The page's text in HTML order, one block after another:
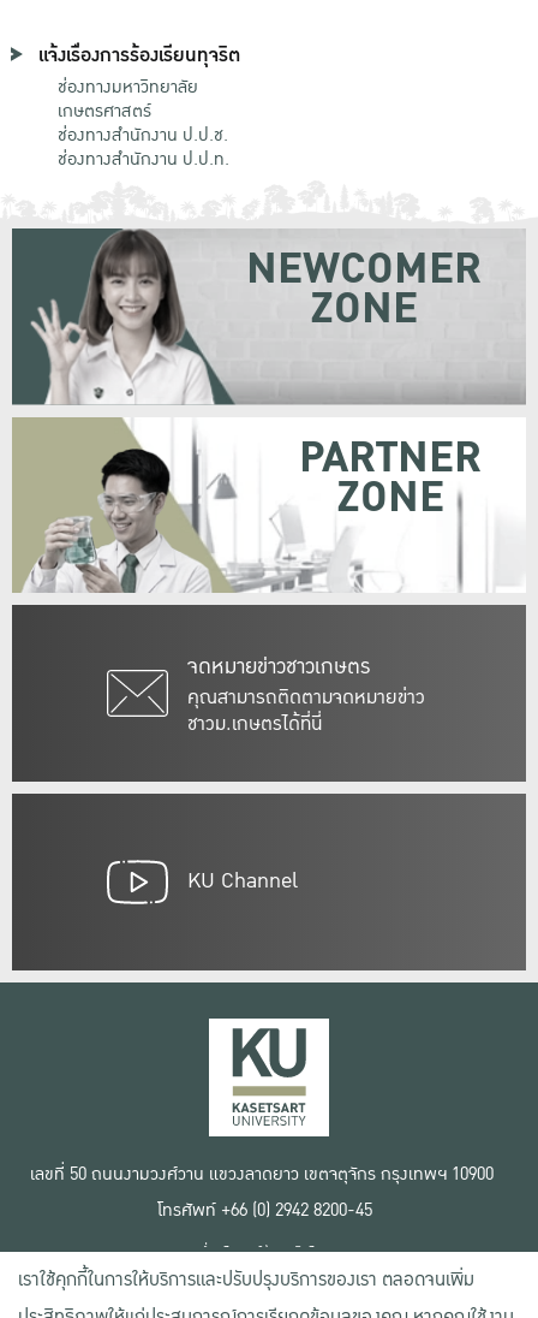
แจ้งเรื่องการร้องเรียนทุจริต
ช่องทางมหาวิทยาลัย
เกษตรศาสตร์
ช่องทางสำนักงาน ป.ป.ช.
ช่องทางสำนักงาน ป.ป.ท.
จดหมายข่าวชาวเกษตร
คุณสามารถติดตามจดหมายข่าว
ชาวม.เกษตรได้ที่นี่
NEWCOMER
ZONE
PARTNER
ZONE
KU Channel
เลขที่ 50 ถนนงามวงศ์วาน แขวงลาดยาว เขตจตุจักร กรุงเทพฯ 10900
โทรศัพท์ +66 (0) 2942 8200-45
เงื่อนไขการใช้งานเว็บไซต์
ข้อตกลงด้านสิทธิ์ใช้งาน
นโยบายความเป็นส่วนตัว
เราใช้คุกกี้ในการให้บริการและปรับปรุงบริการของเรา ตลอดจนเพิ่ม